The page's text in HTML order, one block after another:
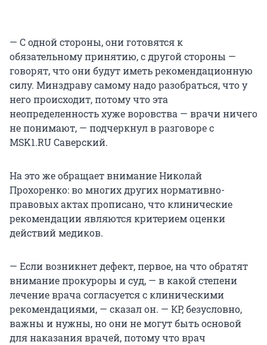
— С одной стороны, они готовятся к
обязательному принятию, с другой стороны —
говорят, что они будут иметь рекомендационную
силу. Минздраву самому надо разобраться, что у
него происходит, потому что эта
неопределенность хуже воровства — врачи ничего
не понимают, — подчеркнул в разговоре с
MSK1.RU Саверский.
На это же обращает внимание Николай
Прохоренко: во многих других нормативно-
правовых актах прописано, что клинические
рекомендации являются критерием оценки
действий медиков.
— Если возникнет дефект, первое, на что обратят
внимание прокуроры и суд, — в какой степени
лечение врача согласуется с клиническими
рекомендациями, — сказал он. — КР, безусловно,
важны и нужны, но они не могут быть основой
для наказания врачей, потому что врач